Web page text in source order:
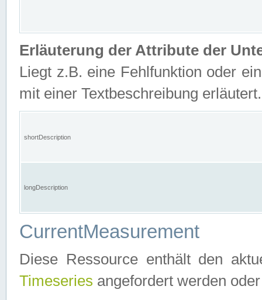
Erläuterung der Attribute der
Liegt z.B. eine Fehlfunktion oder
mit einer Textbeschreibung erläutert.
shortDescription
longDescription
CurrentMeasurement
Diese Ressource enthält den
Timeseries angefordert werden